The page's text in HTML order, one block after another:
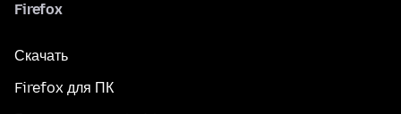
Firefox
Скачать
Firefox для ПК